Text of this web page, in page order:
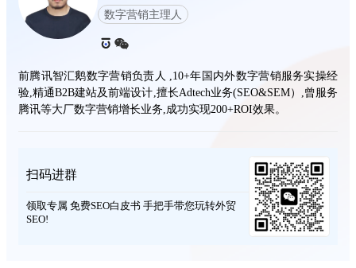
数字营销主理人
前腾讯智汇鹅数字营销负责人 ,10+年国内外数字营销服务实操经
验,精通B2B建站及前端设计,擅长Adtech业务(SEO&SEM）,曾服务
腾讯等大厂数字营销增长业务,成功实现200+ROI效果。
扫码进群
领取专属 免费SEO白皮书 手把手带您玩转外贸
SEO!